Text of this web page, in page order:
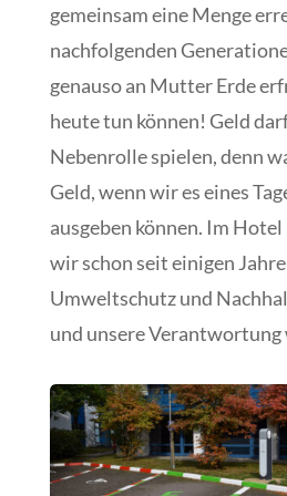
gemeinsam eine Menge
nachfolgenden
genauso an Mutter Erde
heute tun können! Geld
Nebenrolle spielen, denn
Geld, wenn wir es eines
ausgeben können. Im
wir schon seit einigen
Umweltschutz und
und unsere Verantwortung